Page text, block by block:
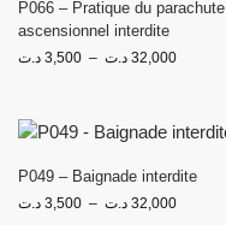
P066 – Pratique du parachute
ascensionnel interdite
3,500 د.ت – 32,000 د.ت
P049 – Baignade interdite
3,500 د.ت – 32,000 د.ت